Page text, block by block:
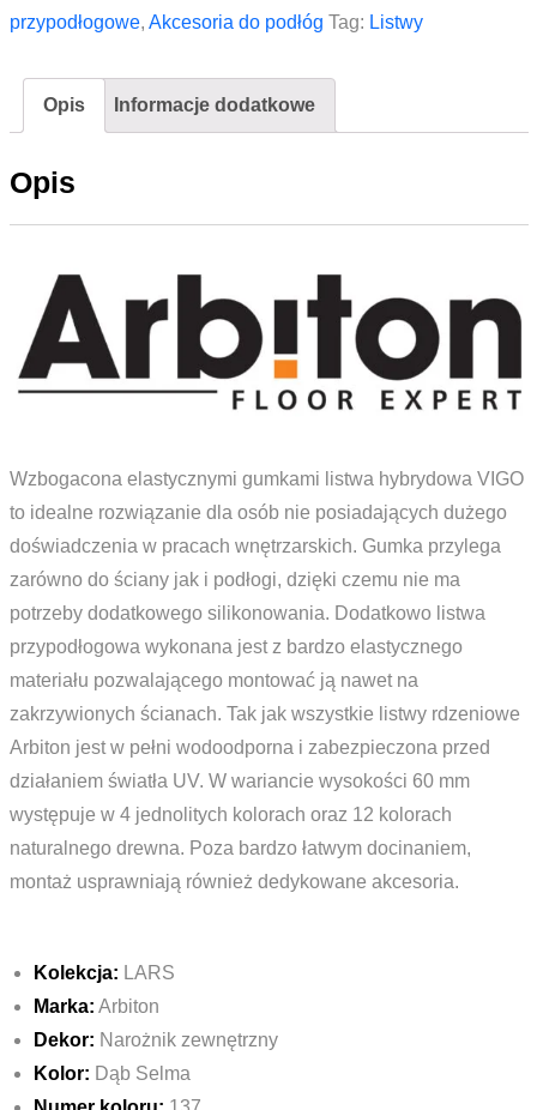
LARS
Selma
przypodłogowe, Akcesoria do podłóg Tag: Listwy
Opis Informacje dodatkowe
Opis
Wzbogacona elastycznymi gumkami listwa hybrydowa VIGO
to idealne rozwiązanie dla osób nie posiadających dużego
doświadczenia w pracach wnętrzarskich. Gumka przylega
zarówno do ściany jak i podłogi, dzięki czemu nie ma
potrzeby dodatkowego silikonowania. Dodatkowo listwa
przypodłogowa wykonana jest z bardzo elastycznego
materiału pozwalającego montować ją nawet na
zakrzywionych ścianach. Tak jak wszystkie listwy rdzeniowe
Arbiton jest w pełni wodoodporna i zabezpieczona przed
działaniem światła UV. W wariancie wysokości 60 mm
występuje w 4 jednolitych kolorach oraz 12 kolorach
naturalnego drewna. Poza bardzo łatwym docinaniem,
montaż usprawniają również dedykowane akcesoria.
Kolekcja: LARS
Marka: Arbiton
Dekor: Narożnik zewnętrzny
Kolor: Dąb Selma